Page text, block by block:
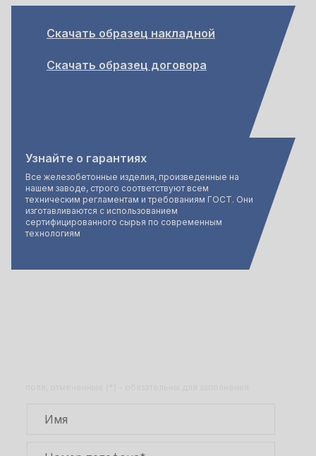
Скачать образец накладной
Скачать образец договора
Узнайте о гарантиях
Все железобетонные изделия, произведенные на
нашем заводе, строго соответствуют всем
техническим регламентам и требованиям ГОСТ. Они
изготавливаются с использованием
сертифицированного сырья по современным
технологиям